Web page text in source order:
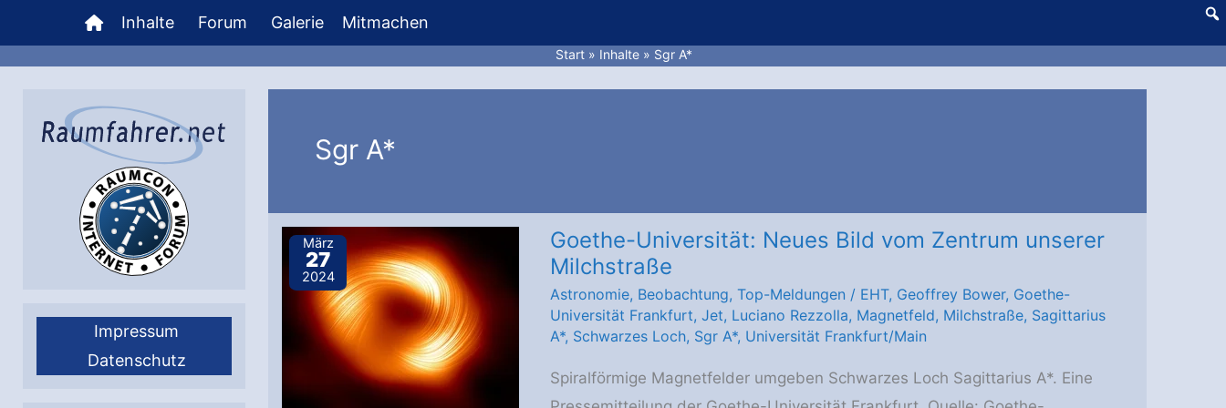
Inhalt
springen
Inhalte Forum Galerie Mitmachen
Start Inhalte Sgr A*
Impressum
Datenschutz
Sgr A*
März
27
2024
Goethe-Universität: Neues Bild vom Zentrum unserer
Milchstraße
Astronomie, Beobachtung, Top-Meldungen / EHT, Geoffrey Bower, Goethe-
Universität Frankfurt, Jet, Luciano Rezzolla, Magnetfeld, Milchstraße, Sagittarius
A*, Schwarzes Loch, Sgr A*, Universität Frankfurt/Main
Spiralförmige Magnetfelder umgeben Schwarzes Loch Sagittarius A*. Eine